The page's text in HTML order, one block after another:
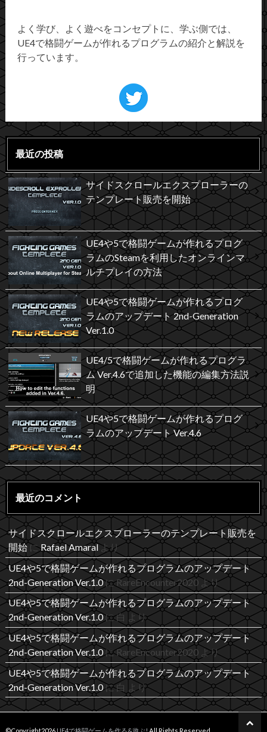
よく学び、よく遊べをコンセプトに、学ぶ側では、
UE4で格闘ゲームが作れるプログラムの紹介と解説を
行っています。
最近の投稿
サイドスクロールエクスプローラーの
テンプレート販売を開始
UE4や5で格闘ゲームが作れるプログ
ラムのSteamを利用したオンラインマ
ルチプレイの方法
UE4や5で格闘ゲームが作れるプログ
ラムのアップデート 2nd-Generation
Ver.1.0
UE4/5で格闘ゲームが作れるプログラ
ム Ver.4.6で追加した機能の編集方法説
明
UE4や5で格闘ゲームが作れるプログ
ラムのアップデート Ver.4.6
最近のコメント
サイドスクロールエクスプローラーのテンプレート販売を
開始にRafael Amaralより
UE4や5で格闘ゲームが作れるプログラムのアップデート
2nd-Generation Ver.1.0にRareEncounter2020より
UE4や5で格闘ゲームが作れるプログラムのアップデート
2nd-Generation Ver.1.0に白 より
UE4や5で格闘ゲームが作れるプログラムのアップデート
2nd-Generation Ver.1.0にRareEncounter2020より
UE4や5で格闘ゲームが作れるプログラムのアップデート
2nd-Generation Ver.1.0に白 より
©Copyright2026 UE4で格闘ゲームを作る&遊ぶ! .All Rights Reserved.